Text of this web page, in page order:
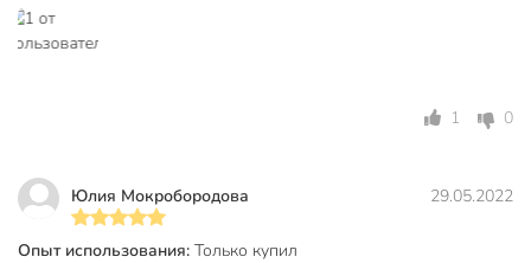
Модель
80 x 51 x 2 см
1 0
Юлия Мокробородова 29.05.2022
Опыт использования: Только купил